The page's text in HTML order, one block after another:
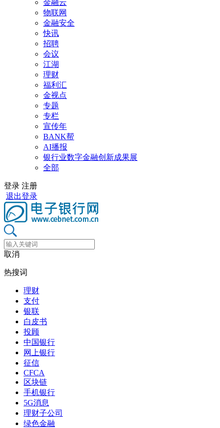
金融云
物联网
金融安全
快讯
招聘
会议
江湖
理财
福利汇
金视点
专题
专栏
宣传年
BANK帮
AI播报
银行业数字金融创新成果展
全部
登录 注册
退出登录
取消
热搜词
理财
支付
银联
白皮书
投顾
中国银行
网上银行
征信
CFCA
区块链
手机银行
5G消息
理财子公司
绿色金融